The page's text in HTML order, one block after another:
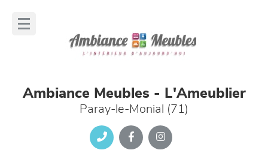
Ambiance Meubles - L'Ameublier
Paray-le-Monial (71)